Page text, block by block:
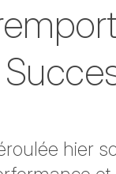
hier